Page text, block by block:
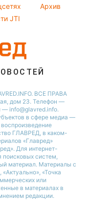
Архив
JTI
ВСЕ ПРАВА
дом 23. Телефон —
— info@glavred.info.
в сфере медиа —
ГЛАВРЕД, в каком-
«Главред»
Для интернет-
поисковых систем,
материал. Материалы с
«Точка
или
в материалах в
редакции.